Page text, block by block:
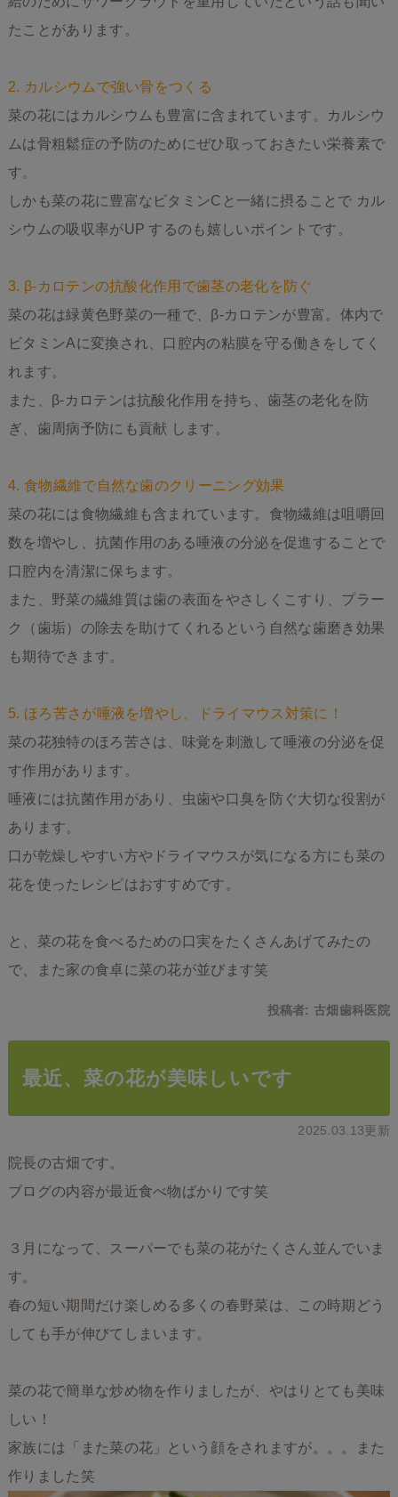
たことがあります。
2. カルシウムで強い骨をつくる
菜の花にはカルシウムも豊富に含まれています。カルシウ
ムは骨粗鬆症の予防のためにぜひ取っておきたい栄養素で
す。
しかも菜の花に豊富なビタミンCと一緒に摂ることで カル
シウムの吸収率がUP するのも嬉しいポイントです。
3. β-カロテンの抗酸化作用で歯茎の老化を防ぐ
菜の花は緑黄色野菜の一種で、β-カロテンが豊富。体内で
ビタミンAに変換され、口腔内の粘膜を守る働きをしてく
れます。
また、β-カロテンは抗酸化作用を持ち、歯茎の老化を防
ぎ、歯周病予防にも貢献 します。
4. 食物繊維で自然な歯のクリーニング効果
菜の花には食物繊維も含まれています。食物繊維は咀嚼回
数を増やし、抗菌作用のある唾液の分泌を促進することで
口腔内を清潔に保ちます。
また、野菜の繊維質は歯の表面をやさしくこすり、プラー
ク（歯垢）の除去を助けてくれるという自然な歯磨き効果
も期待できます。
5. ほろ苦さが唾液を増やし、ドライマウス対策に！
菜の花独特のほろ苦さは、味覚を刺激して唾液の分泌を促
す作用があります。
唾液には抗菌作用があり、虫歯や口臭を防ぐ大切な役割が
あります。
口が乾燥しやすい方やドライマウスが気になる方にも菜の
花を使ったレシピはおすすめです。
と、菜の花を食べるための口実をたくさんあげてみたの
で、また家の食卓に菜の花が並びます笑
投稿者:古畑歯科医院
最近、菜の花が美味しいです
2025.03.13更新
院長の古畑です。
ブログの内容が最近食べ物ばかりです笑
３月になって、スーパーでも菜の花がたくさん並んでいま
す。
春の短い期間だけ楽しめる多くの春野菜は、この時期どう
しても手が伸びてしまいます。
菜の花で簡単な炒め物を作りましたが、やはりとても美味
しい！
家族には「また菜の花」という顔をされますが。。。また
作りました笑